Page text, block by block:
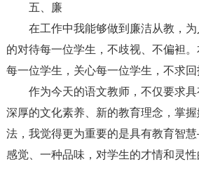
五、廉
在工作中我能够做到廉洁从教，
的对待每一位学生，不歧视、不偏袒
每一位学生，关心每一位学生，不求回
作为今天的语文教师，不仅要求
深厚的文化素养、新的教育理念，掌
法，我觉得更为重要的是具有教育智
感觉、一种品味，对学生的才情和灵